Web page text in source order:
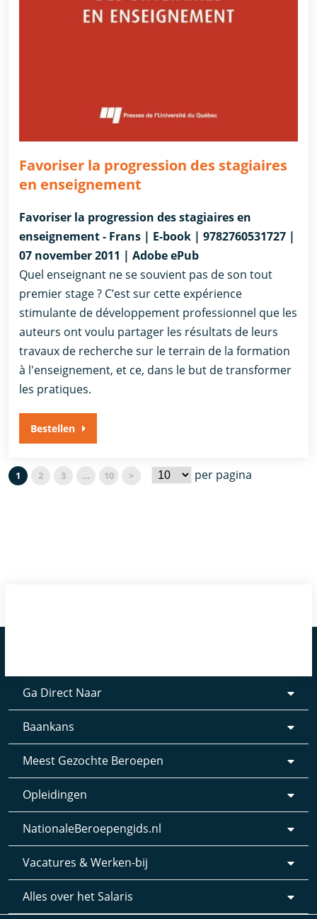
Favoriser la progression des stagiaires
en enseignement
Favoriser la progression des stagiaires en
enseignement - Frans | E-book | 9782760531727 |
07 november 2011 | Adobe ePub
Quel enseignant ne se souvient pas de son tout
premier stage ? C’est sur cette expérience
stimulante de développement professionnel que les
auteurs ont voulu partager les résultats de leurs
travaux de recherche sur le terrain de la formation
à l'enseignement, et ce, dans le but de transformer
les pratiques.
Bestellen
1 2 3 … 10 > per pagina
Ga Direct Naar
Baankans
Meest Gezochte Beroepen
Opleidingen
NationaleBeroepengids.nl
Vacatures & Werken-bij
Alles over het Salaris